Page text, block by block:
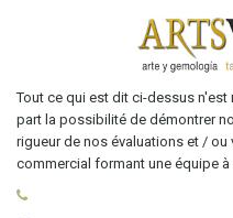
Tout ce qui est dit ci-dessus
part la possibilité de démontrer
rigueur de nos évaluations et /
commercial formant une équipe